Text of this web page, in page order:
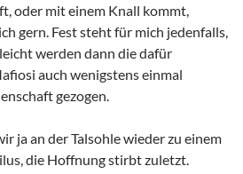
oder mit einem Knall kommt,
gern. Fest steht für mich jedenfalls,
werden dann die dafür
auch wenigstens einmal
gezogen.
ja an der Talsohle wieder zu einem
die Hoffnung stirbt zuletzt.